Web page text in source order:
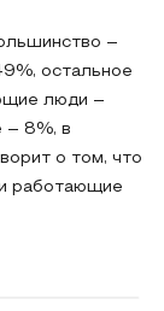
–
остальное
люди –
– 8%, в
о том, что
работающие